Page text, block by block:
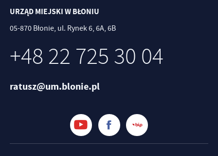
URZĄD MIEJSKI W BŁONIU
05-870 Błonie, ul. Rynek 6, 6A, 6B
+48 22 725 30 04
ratusz@um.blonie.pl